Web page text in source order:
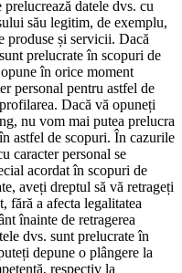
datele dvs. cu
său legitim, de exemplu,
produse și servicii. Dacă
prelucrate în scopuri de
în orice moment
personal pentru astfel de
Dacă vă opuneți
nu vom mai putea prelucra
astfel de scopuri. În cazurile
caracter personal se
acordat în scopuri de
aveți dreptul să vă retrageți
fără a afecta legalitatea
înainte de retragerea
dvs. sunt prelucrate în
depune o plângere la
respectiv la